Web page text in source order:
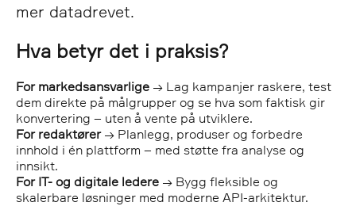
mer datadrevet.
Hva betyr det i praksis?
For markedsansvarlige → Lag kampanjer raskere, test
dem direkte på målgrupper og se hva som faktisk gir
konvertering – uten å vente på utviklere.
For redaktører→ Planlegg, produser og forbedre
innhold i én plattform – med støtte fra analyse og
innsikt.
For IT- og digitale ledere → Bygg fleksible og
skalerbare løsninger med moderne API-arkitektur.